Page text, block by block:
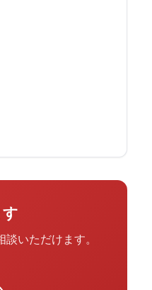
いただけます。